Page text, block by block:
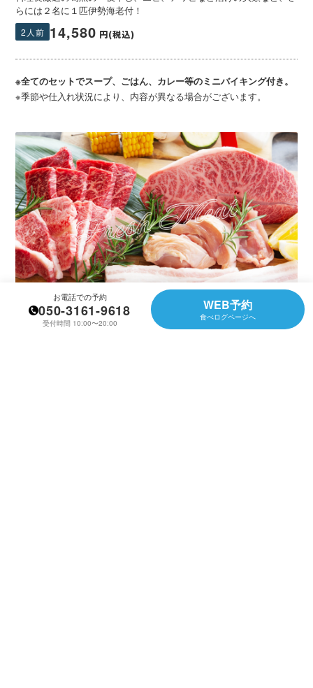
らには２名に１匹伊勢海老付！
2人前 14,580 円(税込)
※全てのセットでスープ、ごはん、カレー等のミニバイキング付き。
※季節や仕入れ状況により、内容が異なる場合がございます。
お電話での予約
050-3161-9618
受付時間 10:00〜20:00
WEB予約
食べログページへ